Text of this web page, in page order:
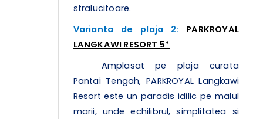
stralucitoare.
Varianta de plaja 2: PARKROYAL
LANGKAWI RESORT 5*
Amplasat pe plaja curata
Pantai Tengah, PARKROYAL Langkawi
Resort este un paradis idilic pe malul
marii, unde echilibrul, simplitatea si